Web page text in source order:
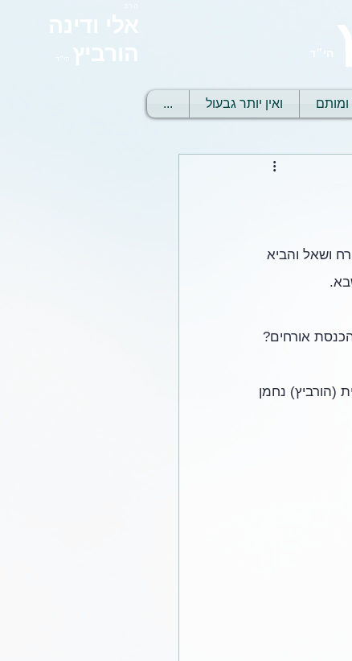
אלי ודינה
הורביץ
ומותם ואין יותר גבעול ...
ושאל והביא
אורחים?
(הורביץ) נחמן